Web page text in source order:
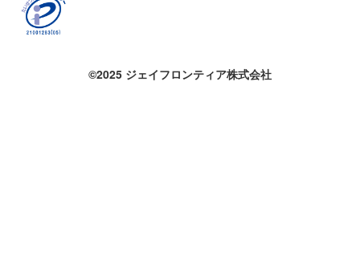
©2025 ジェイフロンティア株式会社